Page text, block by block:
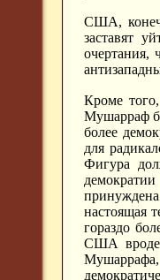
США,
заставят
очертания,
Кроме
Мушарраф
более
для
Фигура
настоящая
гораздо
США вроде